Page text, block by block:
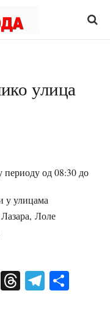
улица
периоду од 08:30 до
у улицама
Лоле
X Threads